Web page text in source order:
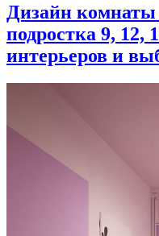
Дизайн
подростка 9, 12,
интерьеров и